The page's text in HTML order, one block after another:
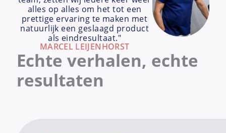
alles op alles om het tot een
prettige ervaring te maken met
natuurlijk een geslaagd product
als eindresultaat."
MARCEL LEIJENHORST
Echte verhalen, echte
resultaten